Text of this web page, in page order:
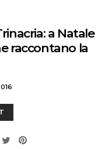
a Natale
raccontano la